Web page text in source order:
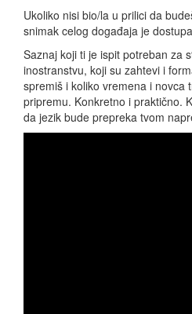
Ukoliko nisi bio/la u prilici da
snimak celog događaja je
Saznaj koji ti je ispit potreban za
inostranstvu, koji su zahtevi i
spremiš i koliko vremena i novca
pripremu. Konkretno i praktično.
da jezik bude prepreka tvom